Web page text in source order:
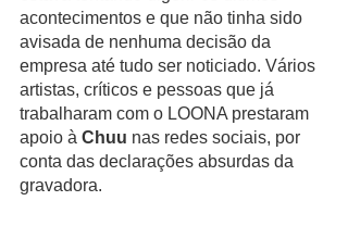
acontecimentos e que não tinha sido
avisada de nenhuma decisão da
empresa até tudo ser noticiado. Vários
artistas, críticos e pessoas que já
trabalharam com o LOONA prestaram
apoio à Chuu nas redes sociais, por
conta das declarações absurdas da
gravadora.